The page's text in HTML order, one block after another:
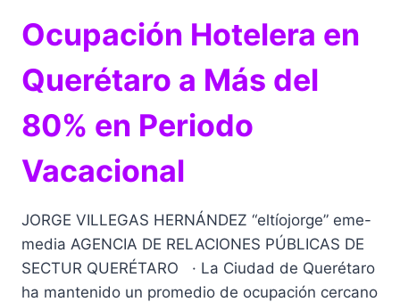
Ocupación Hotelera en
Querétaro a Más del
80% en Periodo
Vacacional
JORGE VILLEGAS HERNÁNDEZ “eltíojorge” eme-
media AGENCIA DE RELACIONES PÚBLICAS DE
SECTUR QUERÉTARO · La Ciudad de Querétaro
ha mantenido un promedio de ocupación cercano